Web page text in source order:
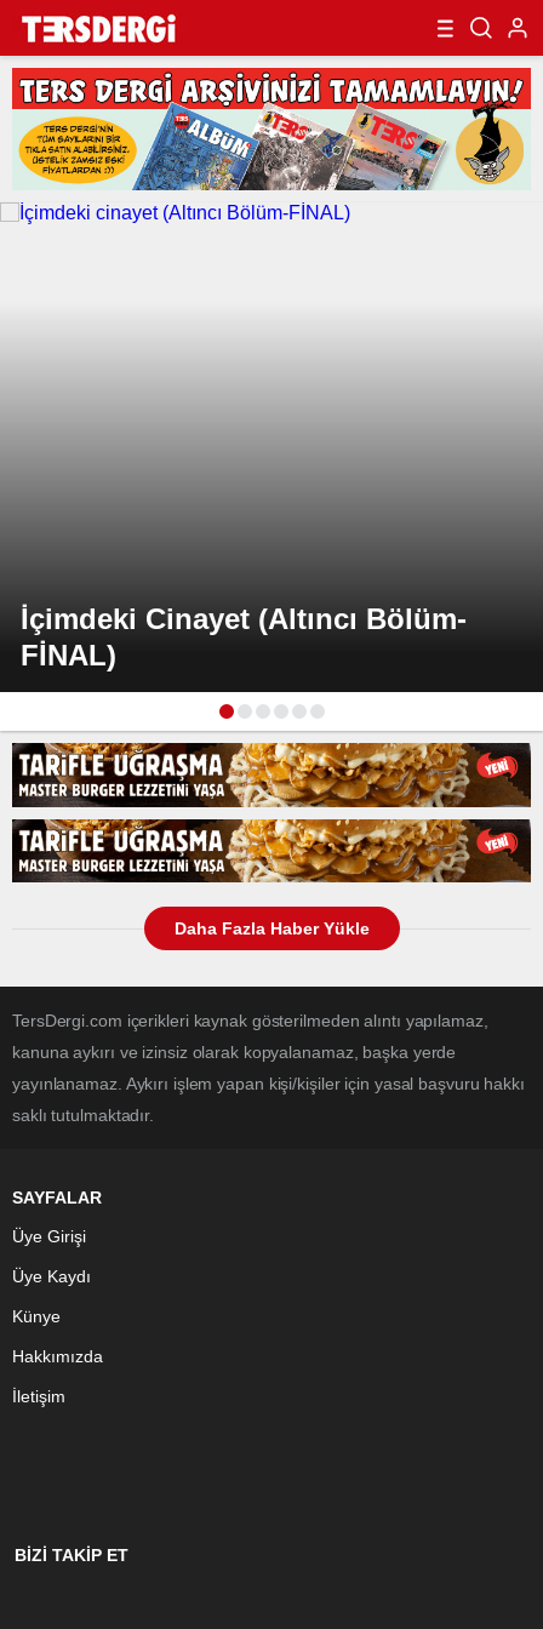
İçimdeki Cinayet (Altıncı Bölüm-
FİNAL)
Daha Fazla Haber Yükle
TersDergi.com içerikleri kaynak gösterilmeden alıntı yapılamaz,
kanuna aykırı ve izinsiz olarak kopyalanamaz, başka yerde
yayınlanamaz. Aykırı işlem yapan kişi/kişiler için yasal başvuru hakkı
saklı tutulmaktadır.
SAYFALAR
Üye Girişi
Üye Kaydı
Künye
Hakkımızda
İletişim
BİZİ TAKİP ET